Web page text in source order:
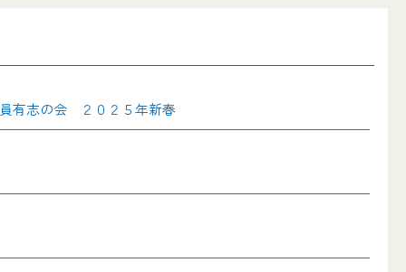
有志の会 ２０２５年新春